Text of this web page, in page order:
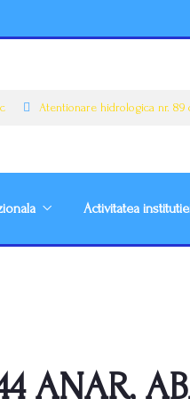
Atentionare hidrologica nr. 89
Activitatea
ANAR,